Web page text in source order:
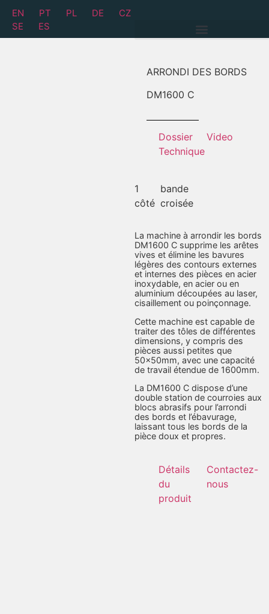
EN PT PL DE
CZ
SE
ES
ARRONDI DES BORDS
DM1600 C
Dossier
Technique
Video
1
côté
bande
croisée
La machine à arrondir les bords
DM1600 C supprime les arêtes
vives et élimine les bavures
légères des contours externes
et internes des pièces en acier
inoxydable, en acier ou en
aluminium découpées au laser,
cisaillement ou poinçonnage.
Cette machine est capable de
traiter des tôles de différentes
dimensions, y compris des
pièces aussi petites que
50x50mm, avec une capacité
de travail étendue de 1600mm.
La DM1600 C dispose d’une
double station de courroies aux
blocs abrasifs pour l’arrondi
des bords et l’ébavurage,
laissant tous les bords de la
pièce doux et propres.
Détails
du
produit
Contactez-
nous